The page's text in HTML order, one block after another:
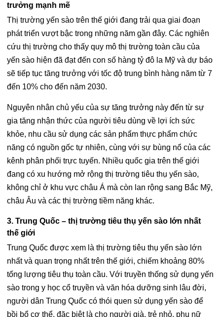
trưởng mạnh mẽ
Thị trường yến sào trên thế giới đang trải qua giai đoạn
phát triển vượt bậc trong những năm gần đây. Các nghiên
cứu thị trường cho thấy quy mô thị trường toàn cầu của
yến sào hiện đã đạt đến con số hàng tỷ đô la Mỹ và dự báo
sẽ tiếp tục tăng trưởng với tốc độ trung bình hàng năm từ 7
đến 10% cho đến năm 2030.
Nguyên nhân chủ yếu của sự tăng trưởng này đến từ sự
gia tăng nhận thức của người tiêu dùng về lợi ích sức
khỏe, nhu cầu sử dụng các sản phẩm thực phẩm chức
năng có nguồn gốc tự nhiên, cùng với sự bùng nổ của các
kênh phân phối trực tuyến. Nhiều quốc gia trên thế giới
đang có xu hướng mở rộng thị trường tiêu thụ yến sào,
không chỉ ở khu vực châu Á mà còn lan rộng sang Bắc Mỹ,
châu Âu và các thị trường tiềm năng khác.
3. Trung Quốc – thị trường tiêu thụ yến sào lớn nhất
thế giới
Trung Quốc được xem là thị trường tiêu thụ yến sào lớn
nhất và quan trọng nhất trên thế giới, chiếm khoảng 80%
tổng lượng tiêu thụ toàn cầu. Với truyền thống sử dụng yến
sào trong y học cổ truyền và văn hóa dưỡng sinh lâu đời,
người dân Trung Quốc có thói quen sử dụng yến sào để
bồi bổ cơ thể, đặc biệt là cho người già, trẻ nhỏ, phụ nữ